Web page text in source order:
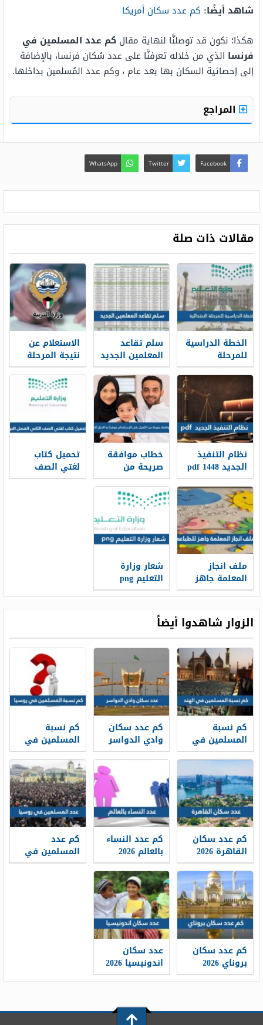
شاهد أيضًا: كم عدد سكان أمريكا
هكذا؛ نكون قد توصلنَّا لنهاية مقال كم عدد المسلمين في
فرنسا الذي من خلاله تعرفنَّا على عدد سُكان فرنسا، بالإضافة
إلى إحصائية السكان بها بعد عام ، وكم عدد المُسلمين بداخلها.
المراجع
Facebook
Twitter
WhatsApp
مقالات ذات صلة
الخطة الدراسية
للمرحلة
الابتدائية 1448
سلم تقاعد
المعلمين الجديد
1448
الاستعلام عن
نتيجة المرحلة
المتوسطة
بالرقم المدني
في الكويت
نظام التنفيذ
الجديد 1448 pdf
خطاب موافقة
صريحة من
الكفيل على
الإستقدام
موضحاً به الدخل
الشهري 1448
تحميل كتاب
لغتي الصف
الثاني الفصل
ملف انجاز
المعلمة جاهز
للطباعه 1448
شعار وزارة
التعليم png
الجديد 1448
الزوار شاهدوا أيضاً
كم نسبة
المسلمين في
الهند 2026
كم عدد سكان
وادي الدواسر
2026
كم نسبة
المسلمين في
روسيا 2026
كم عدد سكان
القاهرة 2026
كم عدد النساء
بالعالم 2026
كم عدد
المسلمين في
روسيا 2026
كم عدد سكان
بروناي 2026
عدد سكان
اندونيسيا 2026